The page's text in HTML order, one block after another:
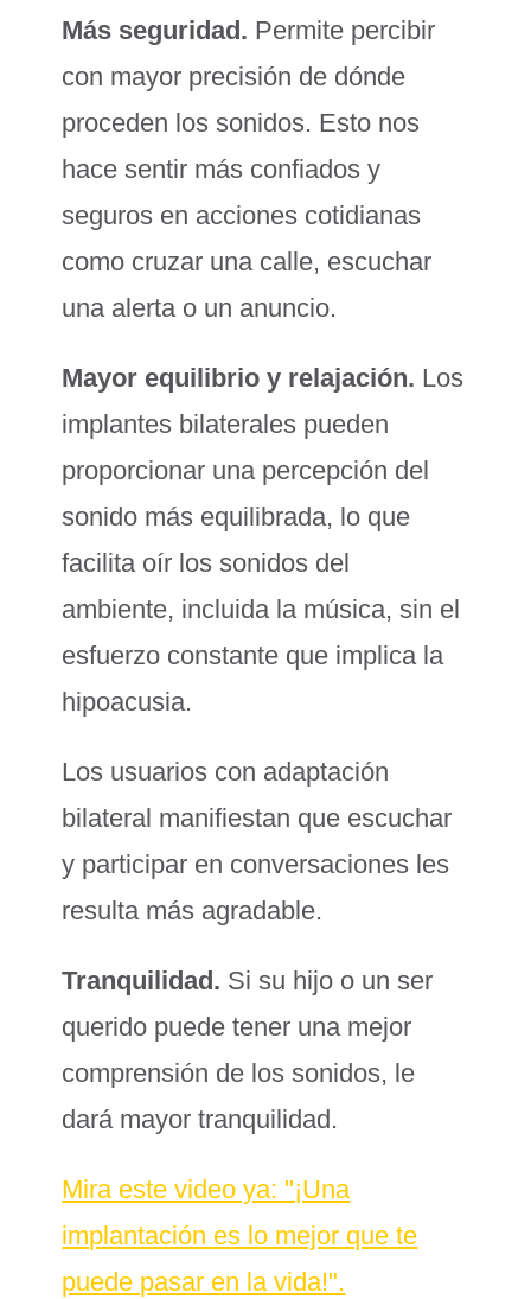
Más seguridad. Permite percibir
con mayor precisión de dónde
proceden los sonidos. Esto nos
hace sentir más confiados y
seguros en acciones cotidianas
como cruzar una calle, escuchar
una alerta o un anuncio.
Mayor equilibrio y relajación. Los
implantes bilaterales pueden
proporcionar una percepción del
sonido más equilibrada, lo que
facilita oír los sonidos del
ambiente, incluida la música, sin el
esfuerzo constante que implica la
hipoacusia.
Los usuarios con adaptación
bilateral manifiestan que escuchar
y participar en conversaciones les
resulta más agradable.
Tranquilidad. Si su hijo o un ser
querido puede tener una mejor
comprensión de los sonidos, le
dará mayor tranquilidad.
Mira este video ya: "¡Una
implantación es lo mejor que te
puede pasar en la vida!".